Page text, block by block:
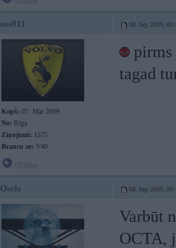
sos911 08. Sep 2009,
Kopš: 07. Mar 2009
No: Rīga
Ziņojumi: 1575
Braucu ar: V40
pirms
tagad
Osels 08. Sep 2009,
Varbūt
OCTA,